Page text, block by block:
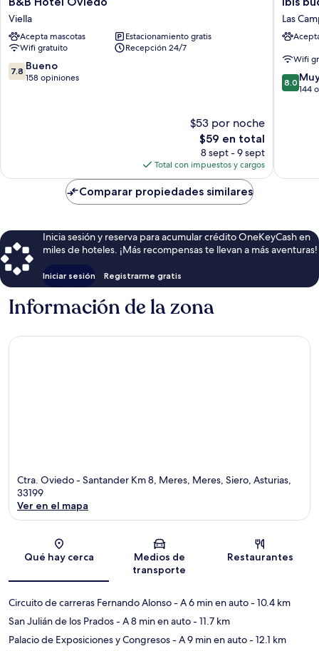
Hotel
Oviedo
Viella
Viella
Acepta mascotas
Estacionamiento gratis
Wifi gratuito
Recepción 24/7
7.8
de
7.8 Bueno
158 opiniones
$53 por noche
El
precio
actual
es
de
$59
$59 en total
8 sept - 9 sept
Total con impuestos y cargos
budget
Oviedo
Las
y
San
Claudio
Las
Wifi
8.0
de
8.0
144
Comparar propiedades similares
Inicia sesión y reserva para acumular crédito OneKeyCash en
miles de hoteles. ¡Más recompensas te llevan a más aventuras!
Iniciar sesión Registrarme gratis
Información de la zona
Ctra. Oviedo - Santander Km 8, Meres, Meres, Siero, Asturias,
33199
Ver en el mapa
Qué hay cerca
Medios de
transporte
Restaurantes
Circuito de carreras Fernando Alonso- A 6 min en auto- 10.4 km
San Julián de los Prados- A 8 min en auto- 11.7 km
Palacio de Exposiciones y Congresos- A 9 min en auto- 12.1 km